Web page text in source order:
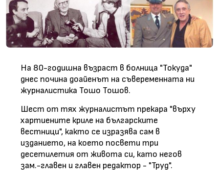
На 80-годишна възраст в болница "Токуда"
днес почина доайенът на съвеременната ни
журналистика Тошо Тошов.
Шест от тях журналистът прекара "върху
хартиените криле на българските
вестници", както се изразява сам в
изданието, на което посвети три
десетилетия от живота си, като негов
зам.-главен и главен редактор - "Труд".